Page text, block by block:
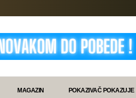
MAGAZIN POKAZIVAČ POKAZUJE